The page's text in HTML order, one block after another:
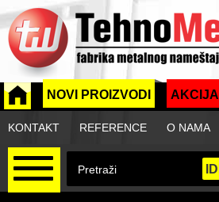
NOVI PROIZVODI AKCIJA
KONTAKT REFERENCE O NAMA